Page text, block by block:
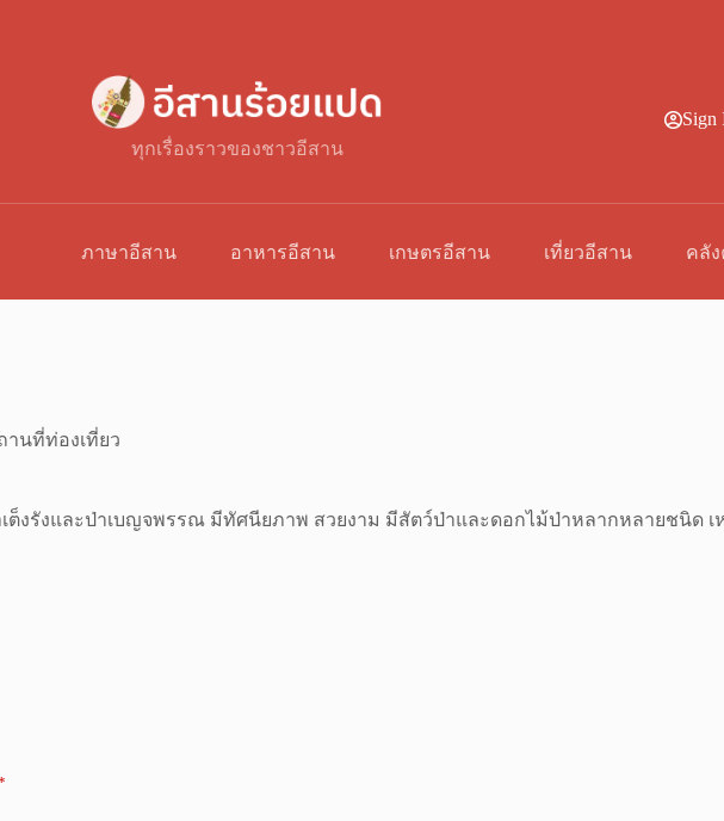
ทุกเรื่องราวของชาวอีสาน
Sign
ภาษาอีสาน อาหารอีสาน เกษตรอีสาน เที่ยวอีสาน คลั
านที่ท่องเที่ยว
งรังและป่าเบญจพรรณ มีทัศนียภาพ สวยงาม มีสัตว์ป่าและดอกไม้ป่าหลากหลายชนิด